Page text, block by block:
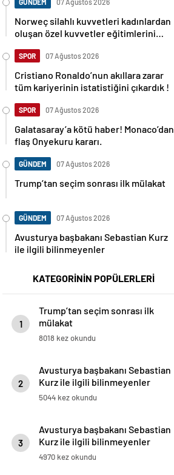
GÜNDEM 07 Ağustos 2026
Norweç silahlı kuvvetleri kadınlardan
oluşan özel kuvvetler eğitimlerini
SPOR 07 Ağustos 2026
Cristiano Ronaldo’nun akıllara zarar
tüm kariyerinin istatistiğini çıkardık !
SPOR 07 Ağustos 2026
Galatasaray’a kötü haber! Monaco’dan
flaş Onyekuru kararı.
GÜNDEM 07 Ağustos 2026
Trump’tan seçim sonrası ilk mülakat
GÜNDEM 07 Ağustos 2026
Avusturya başbakanı Sebastian Kurz
ile ilgili bilinmeyenler
KATEGORİNİN POPÜLERLERİ
1
Trump’tan seçim sonrası ilk
mülakat
8018 kez okundu
2
Avusturya başbakanı Sebastian
Kurz ile ilgili bilinmeyenler
5044 kez okundu
3
Avusturya başbakanı Sebastian
Kurz ile ilgili bilinmeyenler
4970 kez okundu